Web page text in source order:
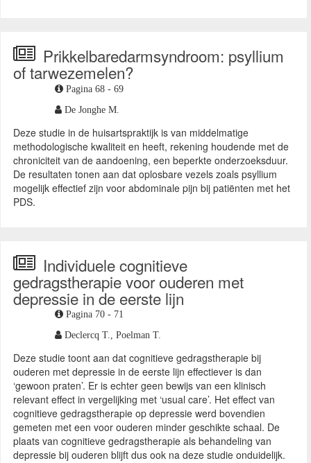
Prikkelbaredarmsyndroom: psyllium
of tarwezemelen?
Pagina 68 - 69
De Jonghe M.
Deze studie in de huisartspraktijk is van middelmatige
methodologische kwaliteit en heeft, rekening houdende met de
chroniciteit van de aandoening, een beperkte onderzoeksduur.
De resultaten tonen aan dat oplosbare vezels zoals psyllium
mogelijk effectief zijn voor abdominale pijn bij patiënten met het
PDS.
Individuele cognitieve
gedragstherapie voor ouderen met
depressie in de eerste lijn
Pagina 70 - 71
Declercq T., Poelman T.
Deze studie toont aan dat cognitieve gedragstherapie bij
ouderen met depressie in de eerste lijn effectiever is dan
‘gewoon praten’. Er is echter geen bewijs van een klinisch
relevant effect in vergelijking met ‘usual care’. Het effect van
cognitieve gedragstherapie op depressie werd bovendien
gemeten met een voor ouderen minder geschikte schaal. De
plaats van cognitieve gedragstherapie als behandeling van
depressie bij ouderen blijft dus ook na deze studie onduidelijk.